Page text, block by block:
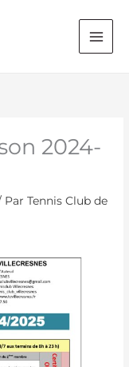
2024-
ParTennis Club de